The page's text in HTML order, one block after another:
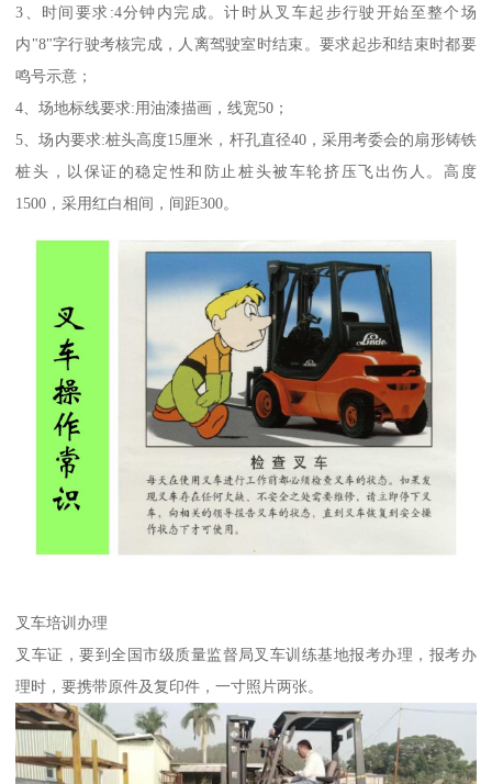
3、时间要求:4分钟内完成。计时从叉车起步行驶开始至整个场
内"8"字行驶考核完成，人离驾驶室时结束。要求起步和结束时都要
鸣号示意；
4、场地标线要求:用油漆描画，线宽50；
5、场内要求:桩头高度15厘米，杆孔直径40，采用考委会的扇形铸铁
桩头，以保证的稳定性和防止桩头被车轮挤压飞出伤人。高度
1500，采用红白相间，间距300。
叉车培训办理
叉车证，要到全国市级质量监督局叉车训练基地报考办理，报考办
理时，要携带原件及复印件，一寸照片两张。